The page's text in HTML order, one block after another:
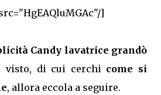
]
Candy lavatrice grandò
visto, di cui cerchi come si
, allora eccola a seguire.